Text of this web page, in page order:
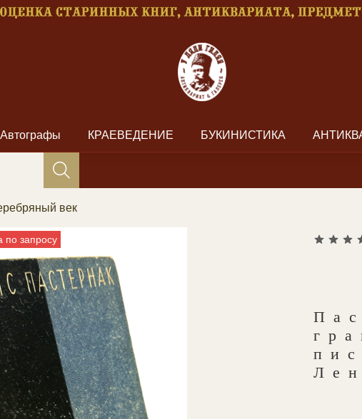
КРАЕВЕДЕНИЕ БУКИНИСТИКА
век
по запросу